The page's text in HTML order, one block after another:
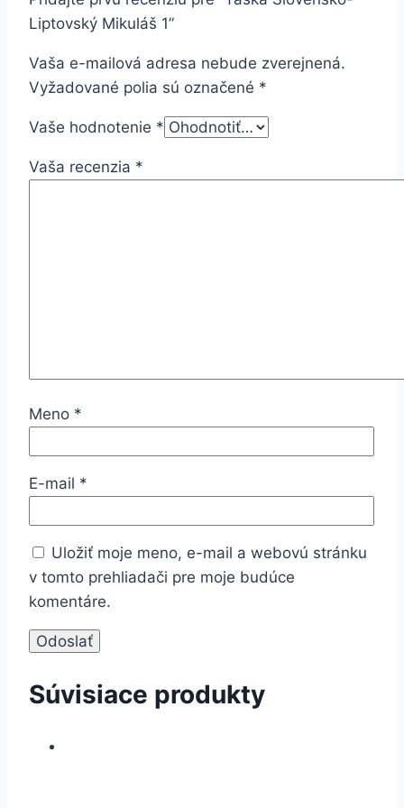
Liptovský Mikuláš 1”
Vaša e-mailová adresa nebude zverejnená.
Vyžadované polia sú označené *
Vaše hodnotenie *
Vaša recenzia *
Meno *
E-mail *
Uložiť moje meno, e-mail a webovú stránku
v tomto prehliadači pre moje budúce
komentáre.
Súvisiace produkty